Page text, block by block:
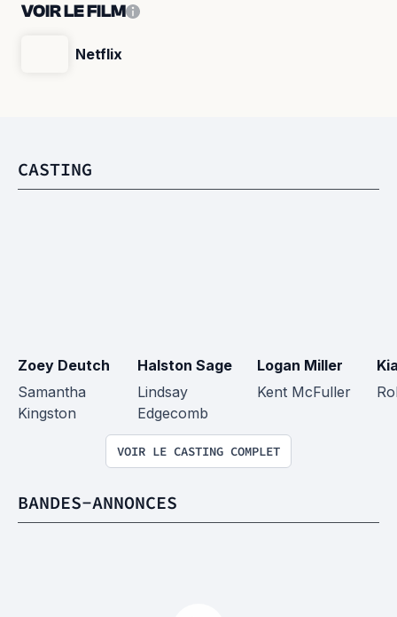
VOIR LE FILM
Netflix
CASTING
Zoey Deutch
Samantha
Kingston
Halston Sage
Lindsay
Edgecomb
Logan Miller
Kent McFuller
VOIR LE CASTING COMPLET
BANDES-ANNONCES